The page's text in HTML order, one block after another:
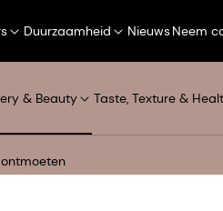
Duurzaamheid NieuwsNeem
& Beauty Taste, Texture &